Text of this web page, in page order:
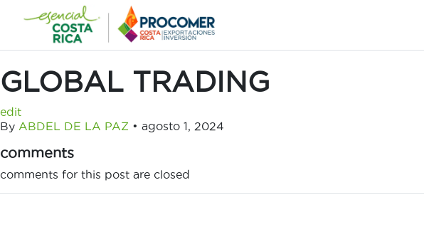
contenido
GLOBAL TRADING
edit
By ABDEL DE LA PAZ • agosto 1, 2024
comments
comments for this post are closed